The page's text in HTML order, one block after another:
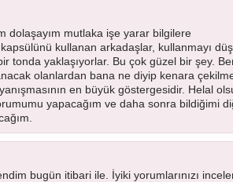
dolaşayım mutlaka işe yarar bilgilere
kullanan arkadaşlar, kullanmayı
tonda yaklaşıyorlar. Bu çok güzel bir şey.
olanlardan bana ne diyip kenara
en büyük göstergesidir. Helal
yapacağım ve daha sonra bildiğimi
bugün itibari ile. İyiki yorumlarınızı